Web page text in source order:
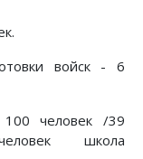
войск - 6
человек /39
школа